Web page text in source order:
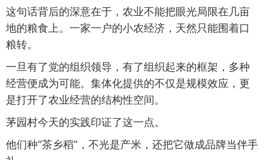
这句话背后的深意在于，农业不能把眼光局限在几亩
地的粮食上。一家一户的小农经济，天然只能围着口
粮转。
一旦有了党的组织领导，有了组织起来的框架，多种
经营便成为可能。集体化提供的不仅是规模效应，更
是打开了农业经营的结构性空间。
茅园村今天的实践印证了这一点。
他们种“茶乡稻”，不光是产米，还把它做成品牌当伴手